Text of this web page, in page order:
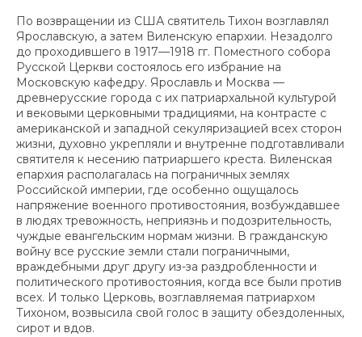
По возвращении из США святитель Тихон возглавлял
Ярославскую, а затем Виленскую епархии. Незадолго
до проходившего в 1917—1918 гг. Поместного собора
Русской Церкви состоялось его избрание на
Московскую кафедру. Ярославль и Москва —
древнерусские города с их патриархальной культурой
и вековыми церковными традициями, на контрасте с
американской и западной секуляризацией всех сторон
жизни, духовно укрепляли и внутренне подготавливали
святителя к несению патриаршего креста. Виленская
епархия располагалась на пограничных землях
Российской империи, где особенно ощущалось
напряжение военного противостояния, возбуждавшее
в людях тревожность, неприязнь и подозрительность,
чуждые евангельским нормам жизни. В гражданскую
войну все русские земли стали пограничными,
враждебными друг другу из-за раздробленности и
политического противостояния, когда все были против
всех. И только Церковь, возглавляемая патриархом
Тихоном, возвысила свой голос в защиту обездоленных,
сирот и вдов.